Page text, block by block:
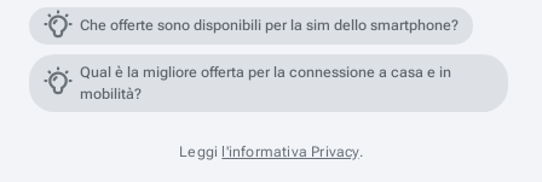
Che offerte sono disponibili per la sim dello smartphone?
Qual è la migliore offerta per la connessione a casa e in
mobilità?
Leggi l'informativa Privacy.